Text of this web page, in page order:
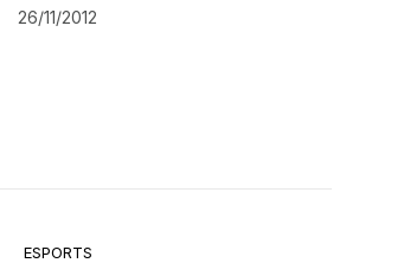
26/11/2012
ESPORTS